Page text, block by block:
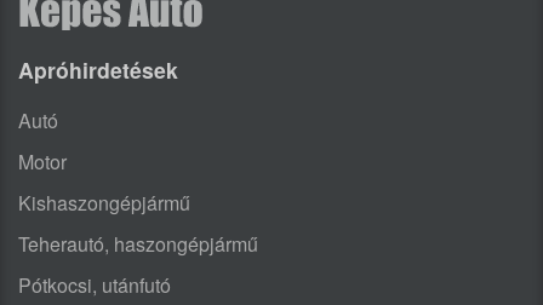
Apróhirdetések
Autó
Motor
Kishaszongépjármű
Teherautó, haszongépjármű
Pótkocsi, utánfutó